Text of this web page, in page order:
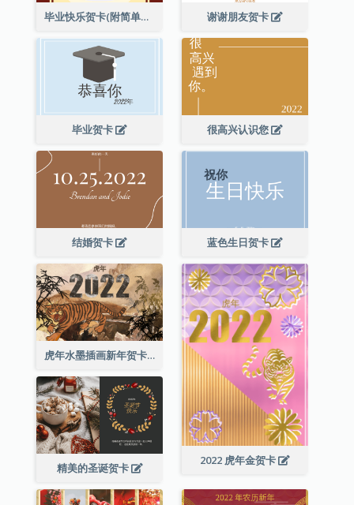
毕业快乐贺卡(附简单配图) 谢谢朋友贺卡
毕业贺卡 很高兴认识您
结婚贺卡 蓝色生日贺卡
虎年水墨插画新年贺卡
2022 虎年金贺卡
精美的圣诞贺卡